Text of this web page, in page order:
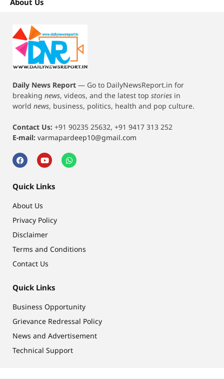
About Us
Daily News Report — Go to DailyNewsReport.in for
breaking news, videos, and the latest top stories in
world news, business, politics, health and pop culture.
Contact Us: +91 90235 25632, +91 9417 313 252
E-mail: varmapardeep10@gmail.com
Quick Links
About Us
Privacy Policy
Disclaimer
Terms and Conditions
Contact Us
Quick Links
Business Opportunity
Grievance Redressal Policy
News and Advertisement
Technical Support